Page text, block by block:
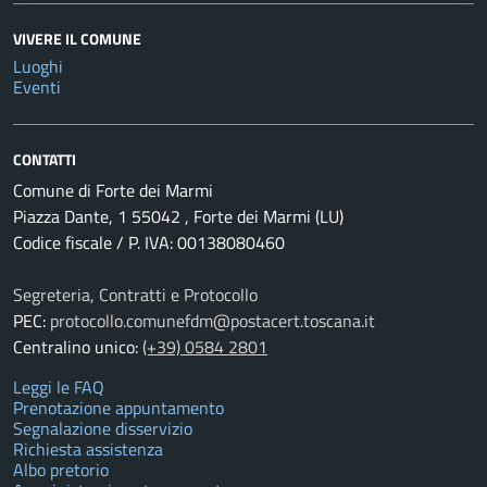
VIVERE IL COMUNE
Luoghi
Eventi
CONTATTI
Comune di Forte dei Marmi
Piazza Dante, 1 55042 , Forte dei Marmi (LU)
Codice fiscale / P. IVA: 00138080460
Segreteria, Contratti e Protocollo
PEC: protocollo.comunefdm@postacert.toscana.it
Centralino unico:(+39) 0584 2801
Leggi le FAQ
Prenotazione appuntamento
Segnalazione disservizio
Richiesta assistenza
Albo pretorio